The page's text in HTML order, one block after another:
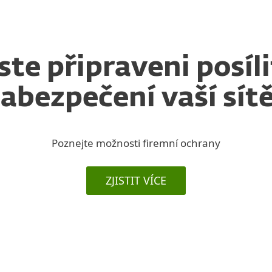
připraveni
vaší
Poznejte možnosti firemní ochrany
ZJISTIT VÍCE